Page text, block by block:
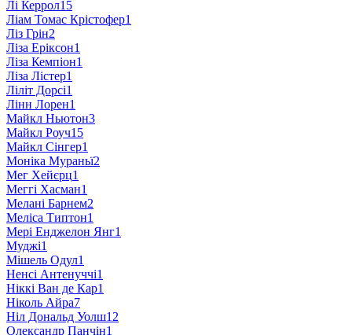
Лі Керрол15
Ліам Томас Крістофер1
Ліз Грін2
Ліза Еріксон1
Ліза Кемпіон1
Ліза Лістер1
Ліліт Дорсі1
Лінн Лорен1
Майкл Ньютон3
Майкл Роуч15
Майкл Сінгер1
Моніка Мураньї2
Мег Хейєрц1
Меггі Хасман1
Мелані Барнем2
Меліса Типтон1
Мері Енджелон Янг1
Муджі1
Мішель Одул1
Ненсі Антенуччі1
Ніккі Ван де Кар1
Ніколь Айра7
Ніл Дональд Уолш12
Олександр Панчін1